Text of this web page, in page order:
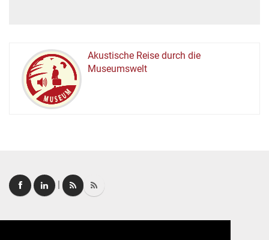
MUSEUM
Akustische Reise durch die
Museumswelt